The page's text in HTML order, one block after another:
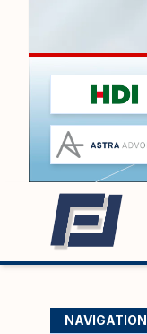
NAVIGATION